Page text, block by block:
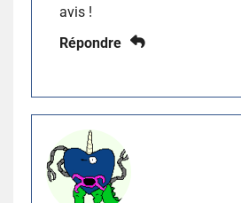
avis !
Répondre